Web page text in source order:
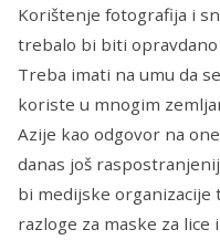
Korištenje fotografija i
trebalo bi biti
Treba imati na umu da
koriste u mnogim
Azije kao odgovor na
danas još
bi medijske
razloge za maske za